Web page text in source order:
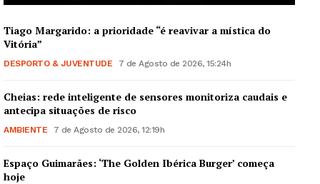
Tiago Margarido: a prioridade “é reavivar a mística do
Vitória”
DESPORTO & JUVENTUDE 7 de Agosto de 2026, 15:24h
Cheias: rede inteligente de sensores monitoriza caudais e
antecipa situações de risco
AMBIENTE 7 de Agosto de 2026, 12:19h
Espaço Guimarães: ‘The Golden Ibérica Burger’ começa
hoje